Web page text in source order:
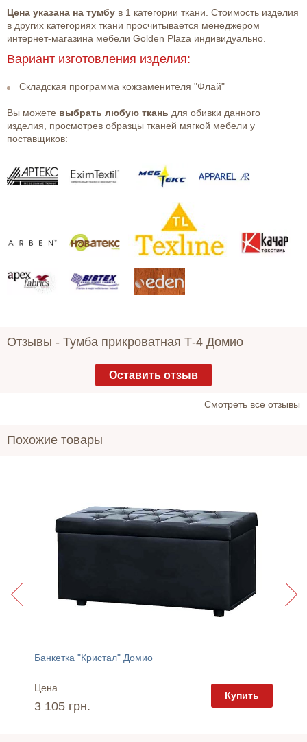
Цена указана на тумбу в 1 категории ткани. Стоимость изделия
в других категориях ткани просчитывается менеджером
интернет-магазина мебели Golden Plaza индивидуально.
Вариант изготовления изделия:
Складская программа кожзаменителя "Флай"
Вы можете выбрать любую ткань для обивки данного
изделия, просмотрев образцы тканей мягкой мебели у
поставщиков:
Отзывы - Тумба прикроватная Т-4 Домио
Оставить отзыв
Cмотреть все отзывы
Похожие товары
Банкетка "Кристал" Домио
Цена
3 105 грн.
Купить